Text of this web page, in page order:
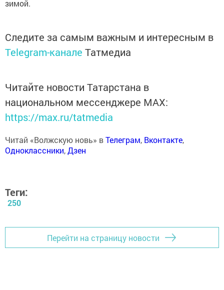
зимой.
Следите за самым важным и интересным в
Telegram-канале Татмедиа
Читайте новости Татарстана в
национальном мессенджере MАХ:
https://max.ru/tatmedia
Читай «Волжскую новь» вТелеграм, Вконтакте,
Одноклассники,Дзен
Теги:
250
Перейти на страницу новости